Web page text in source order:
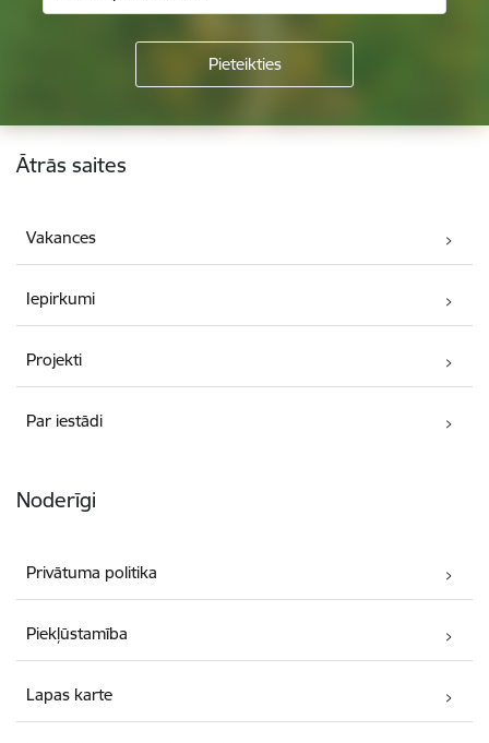
Kājene
Ātrās saites
Vakances
Iepirkumi
Projekti
Par iestādi
Noderīgi
Privātuma politika
Piekļūstamība
Lapas karte